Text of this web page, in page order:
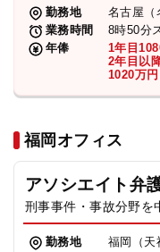
勤務地
名古屋（
業務時間
8時50分
年俸
1年目
2年目以
1020万円
福岡オフィス
アソシエイト弁
刑事事件・事故分野を
勤務地
福岡（天